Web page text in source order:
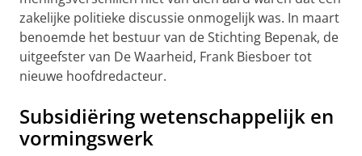
zakelijke politieke discussie onmogelijk was. In maart
benoemde het bestuur van de Stichting Bepenak, de
uitgeefster van De Waarheid, Frank Biesboer tot
nieuwe hoofdredacteur.
Subsidiëring wetenschappelijk en
vormingswerk